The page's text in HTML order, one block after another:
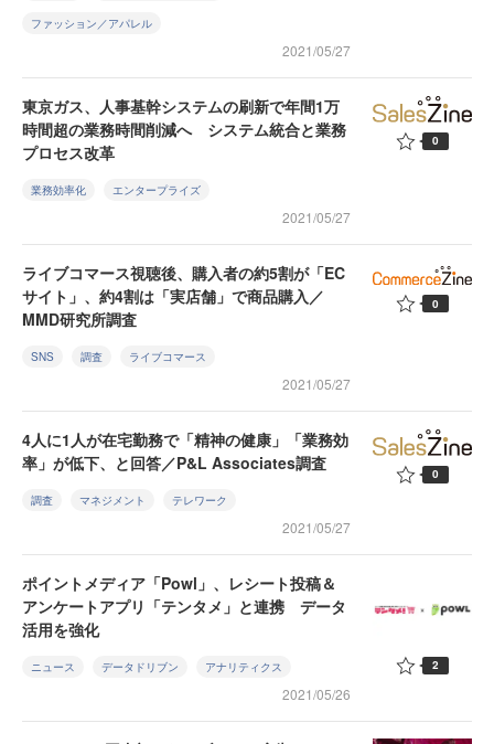
ファッション／アパレル
2021/05/27
東京ガス、人事基幹システムの刷新で年間1万
時間超の業務時間削減へ システム統合と業務
プロセス改革
業務効率化 エンタープライズ
2021/05/27
0
ライブコマース視聴後、購入者の約5割が「EC
サイト」、約4割は「実店舗」で商品購入／
MMD研究所調査
SNS 調査 ライブコマース
2021/05/27
0
4人に1人が在宅勤務で「精神の健康」「業務効
率」が低下、と回答／P&L Associates調査
調査 マネジメント テレワーク
2021/05/27
0
ポイントメディア「Powl」、レシート投稿＆
アンケートアプリ「テンタメ」と連携 データ
活用を強化
ニュース データドリブン アナリティクス
2021/05/26
2